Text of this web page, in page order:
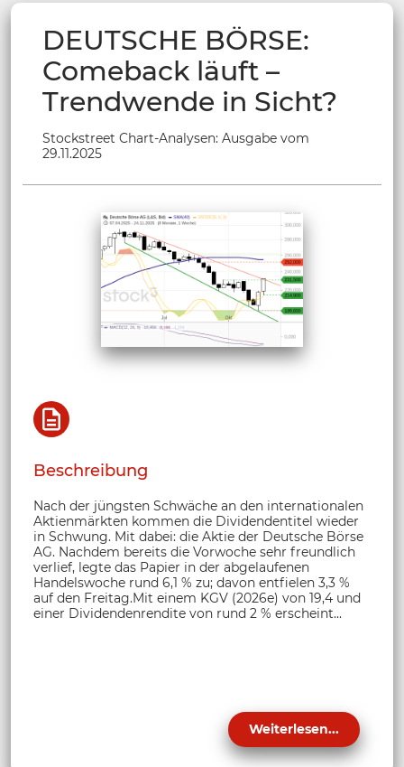
DEUTSCHE BÖRSE:
Comeback läuft –
Trendwende in Sicht?
Stockstreet Chart-Analysen: Ausgabe vom
29.11.2025
Beschreibung
Nach der jüngsten Schwäche an den internationalen
Aktienmärkten kommen die Dividendentitel wieder
in Schwung. Mit dabei: die Aktie der Deutsche Börse
AG. Nachdem bereits die Vorwoche sehr freundlich
verlief, legte das Papier in der abgelaufenen
Handelswoche rund 6,1 % zu; davon entfielen 3,3 %
auf den Freitag.Mit einem KGV (2026e) von 19,4 und
einer Dividendenrendite von rund 2 % erscheint...
Weiterlesen...